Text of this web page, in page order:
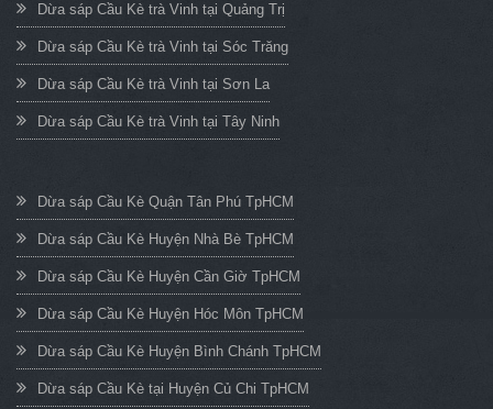
Dừa sáp Cầu Kè trà Vinh tại Quảng Trị
Dừa sáp Cầu Kè trà Vinh tại Sóc Trăng
Dừa sáp Cầu Kè trà Vinh tại Sơn La
Dừa sáp Cầu Kè trà Vinh tại Tây Ninh
Dừa sáp Cầu Kè Quận Tân Phú TpHCM
Dừa sáp Cầu Kè Huyện Nhà Bè TpHCM
Dừa sáp Cầu Kè Huyện Cần Giờ TpHCM
Dừa sáp Cầu Kè Huyện Hóc Môn TpHCM
Dừa sáp Cầu Kè Huyện Bình Chánh TpHCM
Dừa sáp Cầu Kè tại Huyện Củ Chi TpHCM